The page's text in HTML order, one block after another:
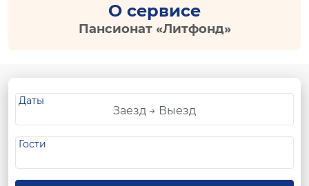
О сервисе
Пансионат «Литфонд»
Даты
Гости